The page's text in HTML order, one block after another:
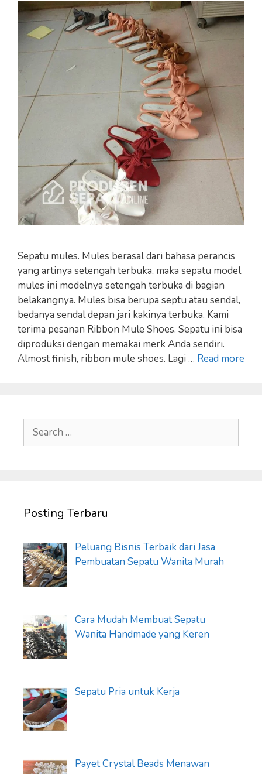
Sepatu mules. Mules berasal dari bahasa perancis
yang artinya setengah terbuka, maka sepatu model
mules ini modelnya setengah terbuka di bagian
belakangnya. Mules bisa berupa septu atau sendal,
bedanya sendal depan jari kakinya terbuka. Kami
terima pesanan Ribbon Mule Shoes. Sepatu ini bisa
diproduksi dengan memakai merk Anda sendiri.
Almost finish, ribbon mule shoes. Lagi … Read more
Search
for:
Posting Terbaru
Peluang Bisnis Terbaik dari Jasa
Pembuatan Sepatu Wanita Murah
Cara Mudah Membuat Sepatu
Wanita Handmade yang Keren
Sepatu Pria untuk Kerja
Payet Crystal Beads Menawan